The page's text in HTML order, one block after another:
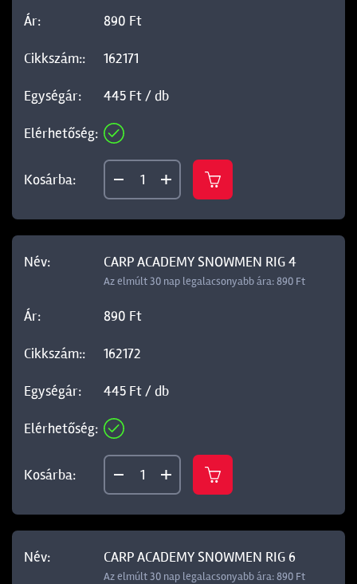
890 Ft
162171
445 Ft / db
CARP ACADEMY SNOWMEN RIG 4
Az elmúlt 30 nap legalacsonyabb ára: 890 Ft
890 Ft
162172
445 Ft / db
CARP ACADEMY SNOWMEN RIG 6
Az elmúlt 30 nap legalacsonyabb ára: 890 Ft